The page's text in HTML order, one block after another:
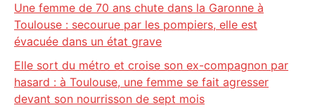
Une femme de 70 ans chute dans la Garonne à
Toulouse : secourue par les pompiers, elle est
évacuée dans un état grave
Elle sort du métro et croise son ex-compagnon par
hasard : à Toulouse, une femme se fait agresser
devant son nourrisson de sept mois